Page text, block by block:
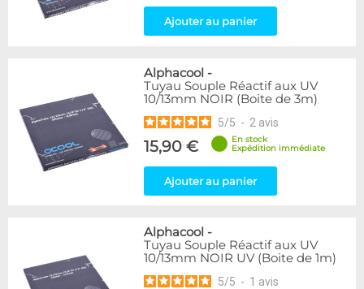
Ajouter au panier
Alphacool -
Tuyau Souple Réactif aux UV
10/13mm NOIR (Boite de 3m)
5/5 - 2 avis
15,90 €
En stock
Expédition immédiate
Ajouter au panier
Alphacool -
Tuyau Souple Réactif aux UV
10/13mm NOIR UV (Boite de 1m)
5/5 - 1 avis